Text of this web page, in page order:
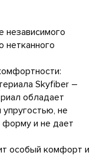
независимого
нетканного
Skyfiber –
обладает
не
форму и не дает
особый комфорт и